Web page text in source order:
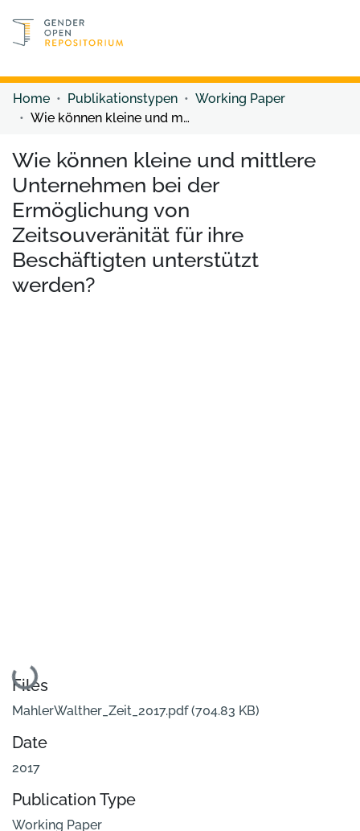
Discover content
Home Publikationstypen
Working Paper
Wie können kleine und mittlere Unternehmen bei der Ermöglichung von Zeitsouveränität für ihre Beschäftigten unterstützt werden?
Wie können kleine und mittlere
Unternehmen bei der
Ermöglichung von
Zeitsouveränität für ihre
Beschäftigten unterstützt
werden?
Loading...
Files
MahlerWalther_Zeit_2017.pdf(704.83 KB)
Date
2017
Publication Type
Working Paper